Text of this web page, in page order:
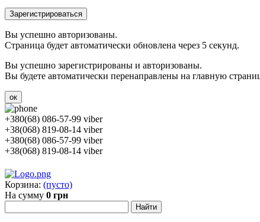
Зарегистрироваться
Вы успешно авторизованы.
Страница будет автоматически обновлена через 5 секунд.
Вы успешно зарегистрированы и авторизованы.
Вы будете автоматически перенаправлены на главную
ок
+380(68) 086-57-99 viber
+38(068) 819-08-14 viber
+380(68) 086-57-99 viber
+38(068) 819-08-14 viber
Корзина: (пусто)
На сумму 0 грн